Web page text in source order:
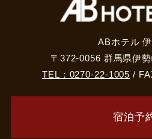
ABホテル
〒372-0056 群馬県伊
TEL：0270-22-1005 /
宿泊予